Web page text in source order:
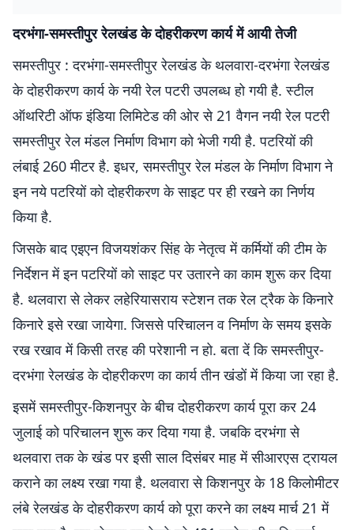
दरभंगा-समस्तीपुर रेलखंड के दोहरीकरण कार्य में आयी तेजी
समस्तीपुर : दरभंगा-समस्तीपुर रेलखंड के थलवारा-दरभंगा रेलखंड
के दोहरीकरण कार्य के नयी रेल पटरी उपलब्ध हो गयी है. स्टील
ऑथरिटी ऑफ इंडिया लिमिटेड की ओर से 21 वैगन नयी रेल पटरी
समस्तीपुर रेल मंडल निर्माण विभाग को भेजी गयी है. पटरियों की
लंबाई 260 मीटर है. इधर, समस्तीपुर रेल मंडल के निर्माण विभाग ने
इन नये पटरियों को दोहरीकरण के साइट पर ही रखने का निर्णय
किया है.
जिसके बाद एइएन विजयशंकर सिंह के नेतृत्व में कर्मियों की टीम के
निर्देशन में इन पटरियों को साइट पर उतारने का काम शुरू कर दिया
है. थलवारा से लेकर लहेरियासराय स्टेशन तक रेल ट्रैक के किनारे
किनारे इसे रखा जायेगा. जिससे परिचालन व निर्माण के समय इसके
रख रखाव में किसी तरह की परेशानी न हो. बता दें कि समस्तीपुर-
दरभंगा रेलखंड के दोहरीकरण का कार्य तीन खंडों में किया जा रहा है.
इसमें समस्तीपुर-किशनपुर के बीच दोहरीकरण कार्य पूरा कर 24
जुलाई को परिचालन शुरू कर दिया गया है. जबकि दरभंगा से
थलवारा तक के खंड पर इसी साल दिसंबर माह में सीआरएस ट्रायल
कराने का लक्ष्य रखा गया है. थलवारा से किशनपुर के 18 किलोमीटर
लंबे रेलखंड के दोहरीकरण कार्य को पूरा करने का लक्ष्य मार्च 21 में